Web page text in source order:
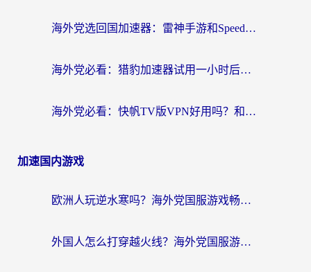
海外党选回国加速器：雷神手游和SpeedCN哪个好？附避坑指南
海外党必看：猎豹加速器试用一小时后，我终于找到无缝访问国内资源的正确姿势
海外党必看：快帆TV版VPN好用吗？和畅游VPN对比哪个回国效果更好？附实用选择指南
加速国内游戏
欧洲人玩逆水寒吗？海外党国服游戏畅玩终极指南（附低延迟秘籍）
外国人怎么打穿越火线？海外党国服游戏加速器终极攻略（附3大热门游戏解决方案）